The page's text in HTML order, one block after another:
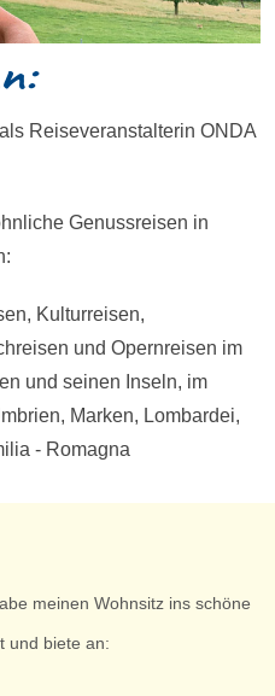
Reiseveranstalterin ONDA
Genussreisen in
Kulturreisen,
und Opernreisen im
und seinen Inseln, im
Marken, Lombardei,
- Romagna
meinen Wohnsitz ins schöne
und biete an: